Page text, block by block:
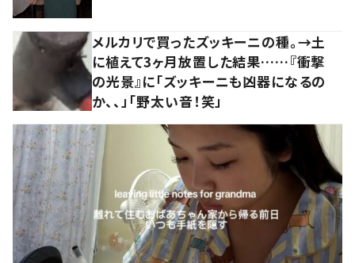
メルカリで買ったズッキーニの種。→土
に植えて3ヶ月放置した結果……『衝撃
の光景』に「ズッキーニも凶器になるの
か、、」「野太い音！笑」